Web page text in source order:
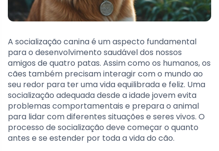
A socialização canina é um aspecto fundamental
para o desenvolvimento saudável dos nossos
amigos de quatro patas. Assim como os humanos, os
cães também precisam interagir com o mundo ao
seu redor para ter uma vida equilibrada e feliz. Uma
socialização adequada desde a idade jovem evita
problemas comportamentais e prepara o animal
para lidar com diferentes situações e seres vivos. O
processo de socialização deve começar o quanto
antes e se estender por toda a vida do cão.